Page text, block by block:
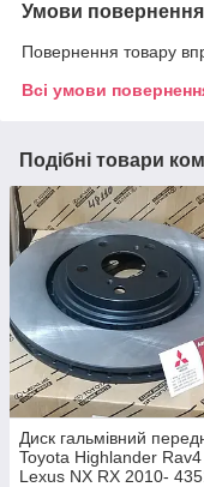
Умови повернення
Повернення товару
Всі умови
Подібні товари
Диск гальмівний
Toyota Highlander Rav4
Lexus NX RX 2010-